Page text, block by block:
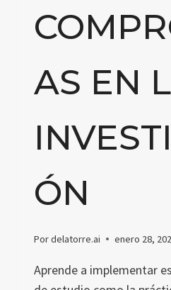
AS EN
ÓN
Pordelatorre.ai enero 28,
Aprende a implementar